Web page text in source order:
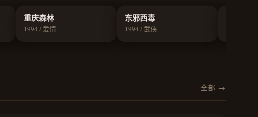
重庆森林
1994 / 爱情
东邪西毒
1994 / 武侠
全部 →